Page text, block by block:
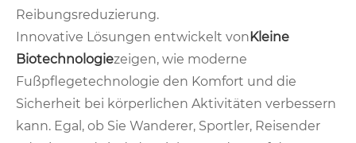
Reibungsreduzierung.
Innovative Lösungen entwickelt von Kleine
Biotechnologiezeigen, wie moderne
Fußpflegetechnologie den Komfort und die
Sicherheit bei körperlichen Aktivitäten verbessern
kann. Egal, ob Sie Wanderer, Sportler, Reisender